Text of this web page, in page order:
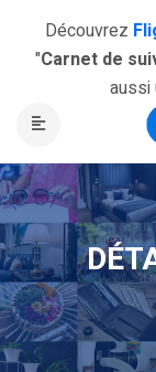
Découvrez
"Carnet de
aussi